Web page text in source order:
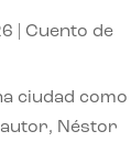
|Cuento de
ciudad como
Néstor